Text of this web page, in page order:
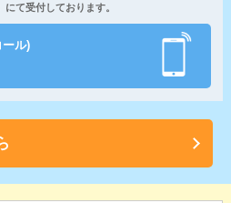
て受付しております。
ル)